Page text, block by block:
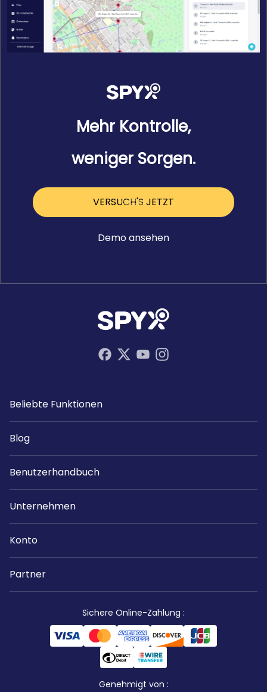
Mehr Kontrolle,
weniger Sorgen.
VERSUCH'S JETZT
Demo ansehen
Beliebte Funktionen
Blog
Benutzerhandbuch
Unternehmen
Konto
Partner
Sichere Online-Zahlung :
Genehmigt von :